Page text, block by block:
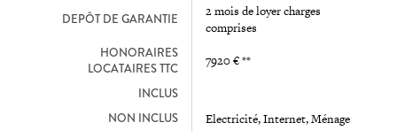
DEPÔT DE GARANTIE
2 mois de loyer charges
comprises
HONORAIRES
LOCATAIRES TTC
7920 € **
INCLUS
NON INCLUS
Electricité, Internet, Ménage